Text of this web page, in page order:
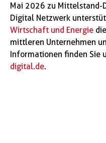
Mai 2026 zu
Digital Netzwerk
Wirtschaft und Energie
mittleren Unternehmen
Informationen finden Sie
digital.de.